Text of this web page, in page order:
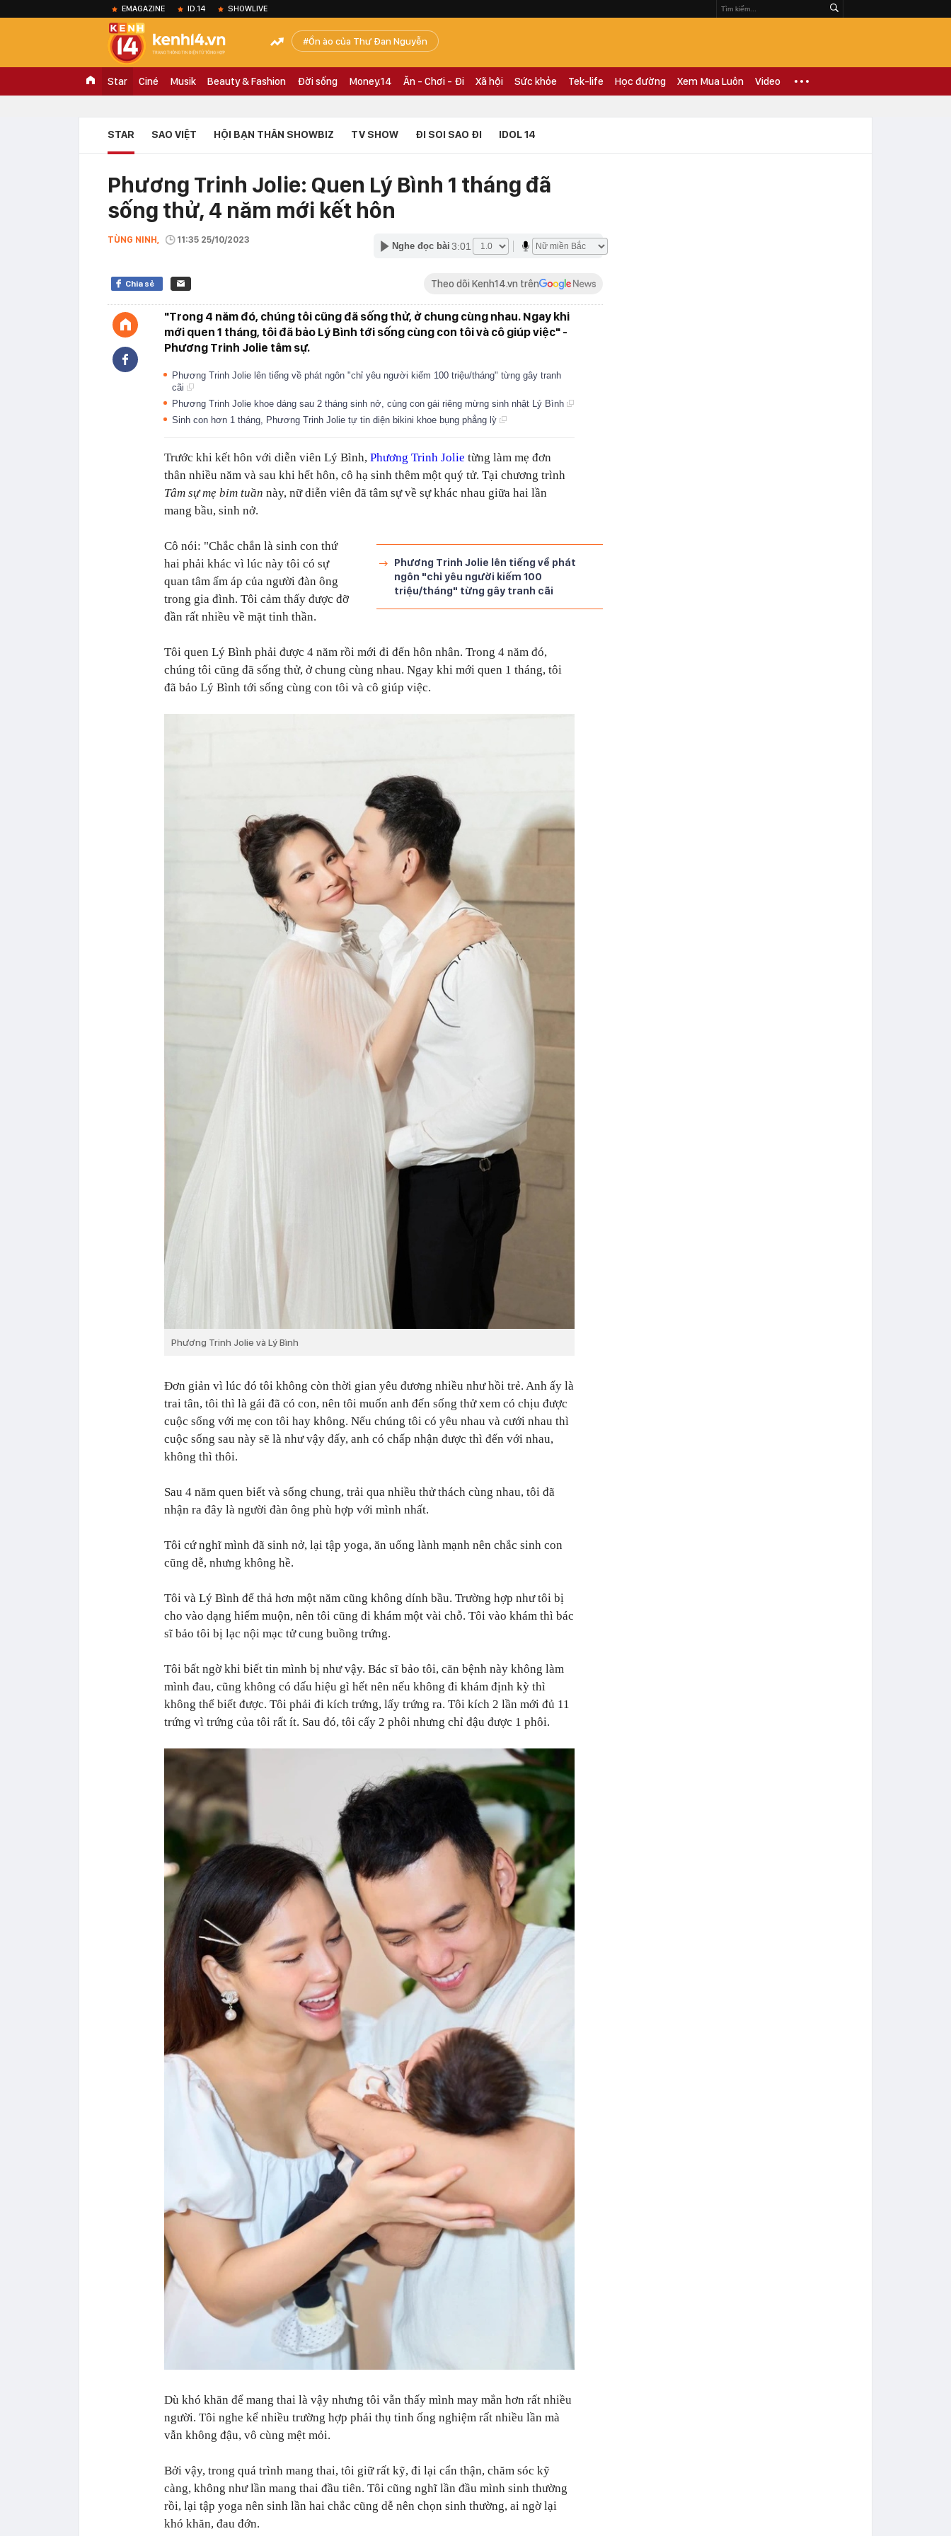
EMAGAZINE ID.14 SHOWLIVE
Ồn ào của Thư Đan Nguyễn
Star Ciné Musik Beauty & Fashion Đời sống Money.14 Ăn - Chơi - Đi Xã hội Sức khỏe Tek-life Học đường Xem Mua Luôn Video
STAR SAO VIỆT HỘI BẠN THÂN SHOWBIZ TV SHOW ĐI SOI SAO ĐI IDOL 14
Phương Trinh Jolie: Quen Lý Bình 1 tháng đã
sống thử, 4 năm mới kết hôn
TÙNG NINH, 11:35 25/10/2023
Nghe đọc bài 3:01
Chia sẻ Theo dõi Kenh14.vn trên
"Trong 4 năm đó, chúng tôi cũng đã sống thử, ở chung cùng nhau. Ngay khi
mới quen 1 tháng, tôi đã bảo Lý Bình tới sống cùng con tôi và cô giúp việc" -
Phương Trinh Jolie tâm sự.
Phương Trinh Jolie lên tiếng về phát ngôn "chỉ yêu người kiếm 100 triệu/tháng" từng gây tranh
cãi
Phương Trinh Jolie khoe dáng sau 2 tháng sinh nở, cùng con gái riêng mừng sinh nhật Lý Bình
Sinh con hơn 1 tháng, Phương Trinh Jolie tự tin diện bikini khoe bụng phẳng lỳ
Trước khi kết hôn với diễn viên Lý Bình, Phương Trinh Jolie từng làm mẹ đơn
thân nhiều năm và sau khi hết hôn, cô hạ sinh thêm một quý tử. Tại chương trình
Tâm sự mẹ bỉm tuần này, nữ diễn viên đã tâm sự về sự khác nhau giữa hai lần
mang bầu, sinh nở.
Phương Trinh Jolie lên tiếng về phát
ngôn "chỉ yêu người kiếm 100
triệu/tháng" từng gây tranh cãi
Cô nói: "Chắc chắn là sinh con thứ
hai phải khác vì lúc này tôi có sự
quan tâm ấm áp của người đàn ông
trong gia đình. Tôi cảm thấy được đỡ
đần rất nhiều về mặt tinh thần.
Tôi quen Lý Bình phải được 4 năm rồi mới đi đến hôn nhân. Trong 4 năm đó,
chúng tôi cũng đã sống thử, ở chung cùng nhau. Ngay khi mới quen 1 tháng, tôi
đã bảo Lý Bình tới sống cùng con tôi và cô giúp việc.
Phương Trinh Jolie và Lý Bình
Đơn giản vì lúc đó tôi không còn thời gian yêu đương nhiều như hồi trẻ. Anh ấy là
trai tân, tôi thì là gái đã có con, nên tôi muốn anh đến sống thử xem có chịu được
cuộc sống với mẹ con tôi hay không. Nếu chúng tôi có yêu nhau và cưới nhau thì
cuộc sống sau này sẽ là như vậy đấy, anh có chấp nhận được thì đến với nhau,
không thì thôi.
Sau 4 năm quen biết và sống chung, trải qua nhiều thử thách cùng nhau, tôi đã
nhận ra đây là người đàn ông phù hợp với mình nhất.
Tôi cứ nghĩ mình đã sinh nở, lại tập yoga, ăn uống lành mạnh nên chắc sinh con
cũng dễ, nhưng không hề.
Tôi và Lý Bình để thả hơn một năm cũng không dính bầu. Trường hợp như tôi bị
cho vào dạng hiếm muộn, nên tôi cũng đi khám một vài chỗ. Tôi vào khám thì bác
sĩ bảo tôi bị lạc nội mạc tử cung buồng trứng.
Tôi bất ngờ khi biết tin mình bị như vậy. Bác sĩ bảo tôi, căn bệnh này không làm
mình đau, cũng không có dấu hiệu gì hết nên nếu không đi khám định kỳ thì
không thể biết được. Tôi phải đi kích trứng, lấy trứng ra. Tôi kích 2 lần mới đủ 11
trứng vì trứng của tôi rất ít. Sau đó, tôi cấy 2 phôi nhưng chỉ đậu được 1 phôi.
Dù khó khăn để mang thai là vậy nhưng tôi vẫn thấy mình may mắn hơn rất nhiều
người. Tôi nghe kể nhiều trường hợp phải thụ tinh ống nghiệm rất nhiều lần mà
vẫn không đậu, vô cùng mệt mỏi.
Bởi vậy, trong quá trình mang thai, tôi giữ rất kỹ, đi lại cẩn thận, chăm sóc kỹ
càng, không như lần mang thai đầu tiên. Tôi cũng nghĩ lần đầu mình sinh thường
rồi, lại tập yoga nên sinh lần hai chắc cũng dễ nên chọn sinh thường, ai ngờ lại
khó khăn, đau đớn.